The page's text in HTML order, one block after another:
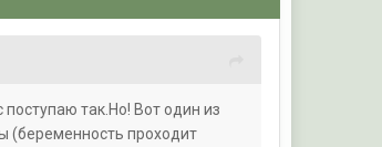
так.Но! Вот один из
(беременность проходит